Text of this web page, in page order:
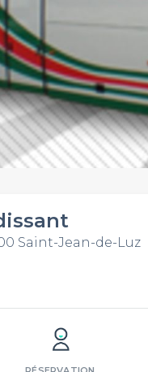
Saint-Jean-de-Luz